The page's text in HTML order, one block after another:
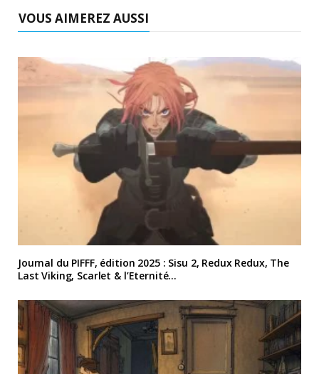
VOUS AIMEREZ AUSSI
Journal du PIFFF, édition 2025 : Sisu 2, Redux Redux, The
Last Viking, Scarlet & l’Eternité…